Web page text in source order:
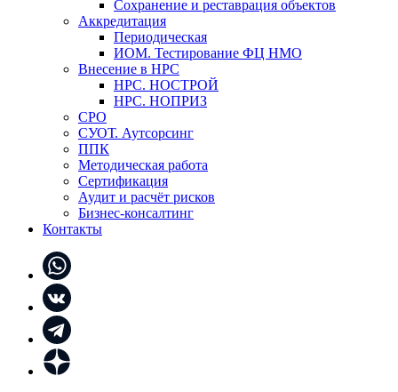
Сохранение и реставрация объектов
Аккредитация
Периодическая
ИОМ. Тестирование ФЦ НМО
Внесение в НРС
НРС. НОСТРОЙ
НРС. НОПРИЗ
СРО
СУОТ. Аутсорсинг
ППК
Методическая работа
Сертификация
Аудит и расчёт рисков
Бизнес-консалтинг
Контакты